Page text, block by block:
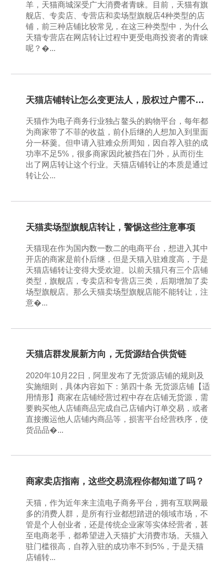
羊，天猫商城深受广大消费者青睐。目前，天猫有旗
舰店、专卖店、专营店和卖场型旗舰店4种类型的店
铺，前三种店铺比较常见，在这三种类型中，为什么
天猫专营店在网店转让过程中更受电商投资者的青睐
呢？�...
天猫店铺转让怎么变更法人，股权过户需不需要做公证？
天猫作为电子商务行业独占鳌头的购物平台，每年都
为商家带了不菲的收益，前仆后继的人想加入到里面
分一杯羹。但申请入驻难众所周知，因自荐入驻的成
功率不足5%，很多商家因此被挡在门外，从而衍生
出了网店转让这个行业。天猫店铺转让的本质是通过
转让公...
天猫卖场型旗舰店转让，警惕这些注意事项
天猫现在作为国内数一数二的电商平台，想进入其中
开店的商家是前仆后继，但是天猫入驻难度高，于是
天猫店铺转让变得大受欢迎。以前天猫只有三个店铺
类型，旗舰店，专卖店和专营店三类，后期增加了卖
场型旗舰店。那么天猫卖场型旗舰店能不能转让，注
意�...
天猫店群发展新方向，无货源结合供货链
2020年10月22日，阿里发布了无货源店铺的规则及
实施细则，具体内容如下：第四十条 无货源店铺【适
用情形】商家在店铺经营过程中存在店铺无货源，需
要购买他人店铺商品完成自己店铺内订单交易，或者
直接搬运他人店铺内商品等，损害平台经营秩序，使
货品品�...
商家卖店指南，这些交易流程你都知道了吗？
天猫，作为近年来主流电子商务平台，拥有互联网最
多的消费人群，是所有行业都想踏进的领域市场，不
管是个人创业者，还是传统企业家等实体经营者，甚
至电商老手，都希望进入天猫扩大消费市场。天猫入
驻门槛很高，自荐入驻的成功率不到5%，于是天猫
店铺转...